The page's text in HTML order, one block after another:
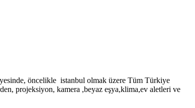
öncelikle istanbul olmak üzere Tüm Türkiye
projeksiyon, kamera ,beyaz eşya,klima,ev aletleri ve